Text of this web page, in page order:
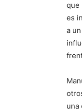
que
es
a
una